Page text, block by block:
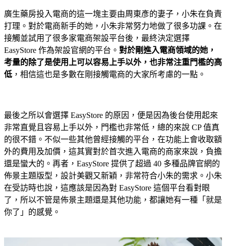
廣生藥房投入電商的這一塊主要由周東彥的妻子，小朱在負責
打理。對於電商新手的她，小朱非常努力地做了很多功課。在
接觸並試用了很多家電商架設平台後，最終決定選擇
EasyStore 作為架設官網的平台。 對於剛進入電商領域的她，
考量的除了是使用上可以容易上手以外，也非常注重門檻的高
低 ，相信這也是多數在剛接觸電商的大家所考慮的一點。
最後之所以會選擇 EasyStore 的原因，便是因為後台使用起來
非常直覺且容易上手以外，門檻也非常低，總的來說 CP 值真
的很不錯。不似一些其他曾經接觸的平台，在功能上會收取額
外的費用及加價，這其實對於首次進入電商的商家來說，負擔
還是蠻大的。再者，EasyStore 提供了超過 40 多種品牌官網的
佈景主題版型，設計美觀又新穎，非常符合小朱的需求。小朱
在受訪時也說，這應該是因為對 EasyStore 這個平台看對眼
了，所以不管是佈景主題還是其他功能，都讓她有一種「就是
你了」的感覺。